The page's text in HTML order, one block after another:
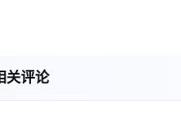
关评论